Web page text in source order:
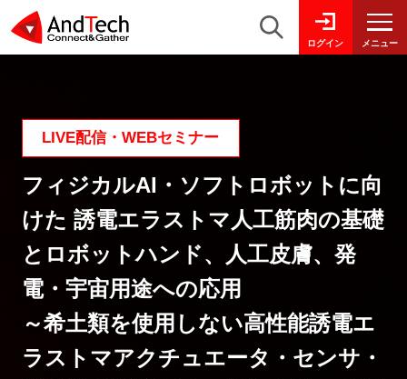
ログイン メニュー
LIVE配信・WEBセミナー
フィジカルAI・ソフトロボットに向
けた 誘電エラストマ人工筋肉の基礎
とロボットハンド、人工皮膚、発
電・宇宙用途への応用
～希土類を使用しない高性能誘電エ
ラストマアクチュエータ・センサ・